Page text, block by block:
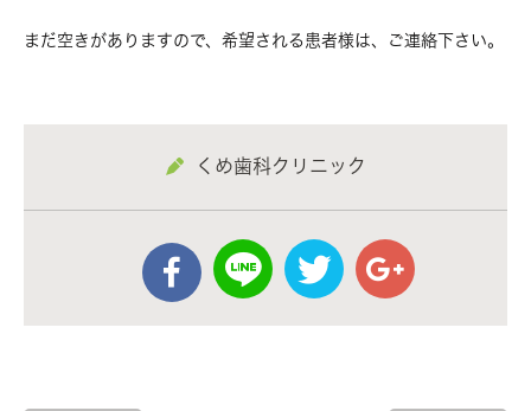
まだ空きがありますので、希望される患者様は、ご連絡下さい。
くめ歯科クリニック